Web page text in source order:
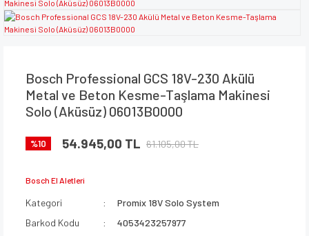
Bosch Professional GCS 18V-230 Akülü
Metal ve Beton Kesme-Taşlama Makinesi
Solo (Aküsüz) 06013B0000
%10 54.945,00 TL 61.105,00 TL
Bosch El Aletleri
Kategori
Promix 18V Solo System
Barkod Kodu
4053423257977